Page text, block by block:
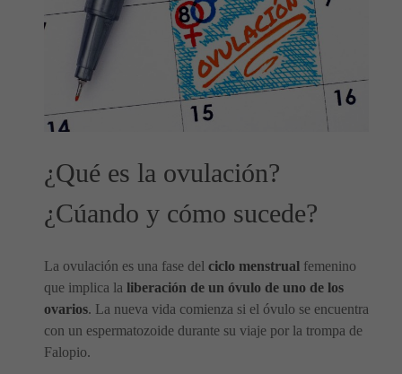
¿Qué es la ovulación?
¿Cúando y cómo sucede?
La ovulación es una fase del ciclo menstrual femenino
que implica la liberación de un óvulo de uno de los
ovarios. La nueva vida comienza si el óvulo se encuentra
con un espermatozoide durante su viaje por la trompa de
Falopio.